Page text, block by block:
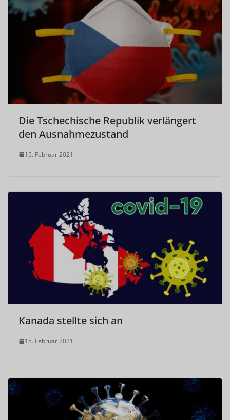
Die Tschechische Republik verlängert
den Ausnahmezustand
15. Februar 2021
Kanada stellte sich an
15. Februar 2021